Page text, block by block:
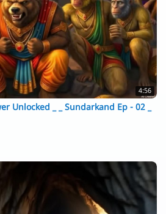
4:56
Unlocked _ _ Sundarkand Ep - 02 _